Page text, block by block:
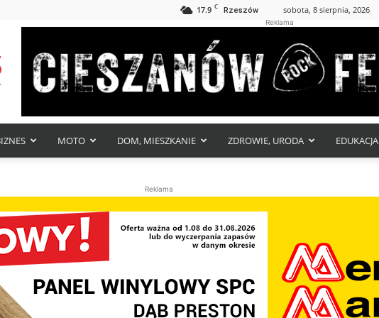
17.9 C Rzeszów sobota, 8 sierpnia, 2026
Reklama
MOTO DOM, MIESZKANIE ZDROWIE, URODA EDUKACJA
Reklama